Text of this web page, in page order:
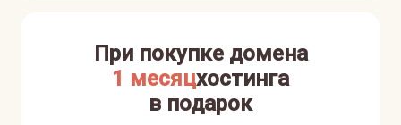
При покупке домена
1 месяцхостинга
в подарок